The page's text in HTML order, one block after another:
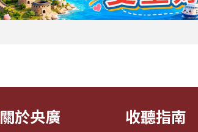
關於央廣 收聽指南